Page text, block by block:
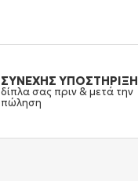
ΣΥΝΕΧΗΣ ΥΠΟΣΤΗΡΙΞΗ
δίπλα σας πριν & μετά την
πώληση